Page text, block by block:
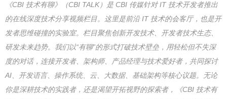
《CBI 技术有聊》（CBI TALK）是 CBI 传媒针对 IT 技术开发者推出
的在线深度技术分享视频栏目。这里是前沿 IT 技术的会客厅，也是开
发者思维碰撞的实验室。栏目聚焦创新开发技术、开发者技术生态、
研发未来趋势。我们以“有聊”的形式打破技术壁垒，用轻松但不失深
度的对话，连接开发者、架构师、产品经理与技术爱好者，共同探讨
AI、开发语言、操作系统、云、大数据、基础架构等核心议题。无论
你是深耕技术的实践者，还是渴望开拓视野的探索者，《CBI 技术有